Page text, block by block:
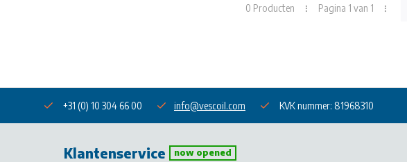
0 Producten Pagina 1 van 1
+31 (0) 10 304 66 00 info@vescoil.com KVK nummer: 81968310
Klantenservice now opened